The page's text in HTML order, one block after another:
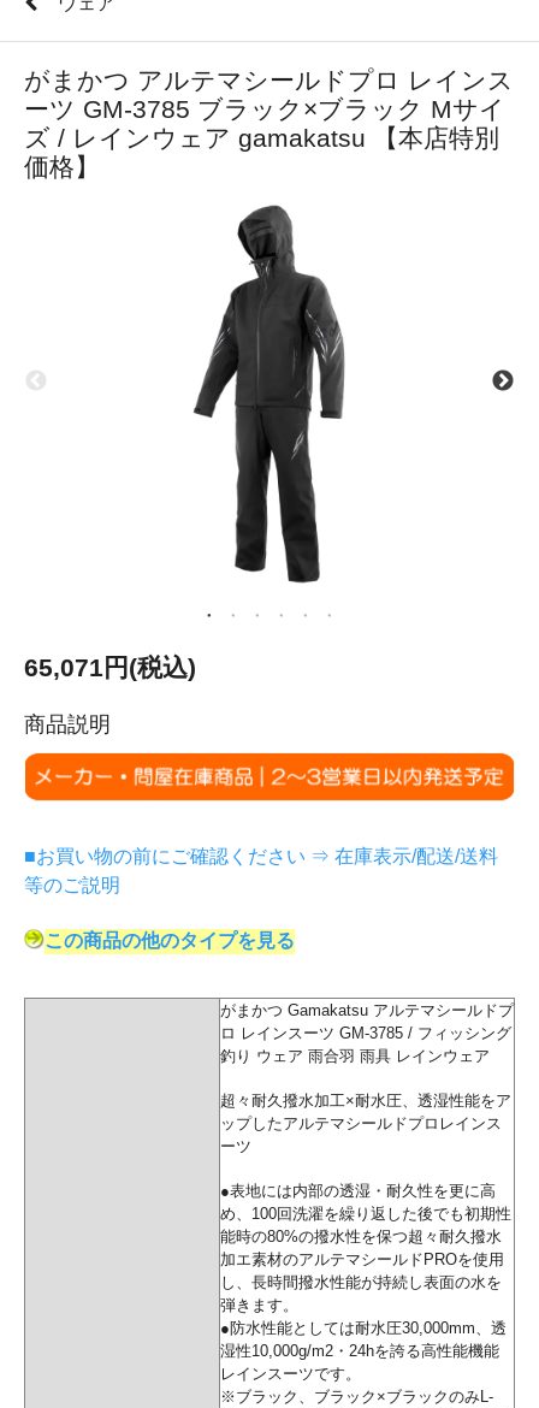
がまかつ アルテマシールドプロ レインス
ーツ GM-3785 ブラック×ブラック Mサイ
ズ / レインウェア gamakatsu 【本店特別
価格】
65,071円(税込)
商品説明
■お買い物の前にご確認ください ⇒ 在庫表示/配送/送料
等のご説明
この商品の他のタイプを見る
がまかつ Gamakatsu アルテマシールドプ
ロ レインスーツ GM-3785 / フィッシング
釣り ウェア 雨合羽 雨具 レインウェア
超々耐久撥水加工×耐水圧、透湿性能をア
ップしたアルテマシールドプロレインス
ーツ
●表地には内部の透湿・耐久性を更に高
め、100回洗濯を繰り返した後でも初期性
能時の80%の撥水性を保つ超々耐久撥水
加エ素材のアルテマシールドPROを使用
し、⻑時間撥水性能が持続し表面の水を
弾きます。
●防水性能としては耐水圧30,000mm、透
湿性10,000g/m2・24hを誇る高性能機能
レインスーツです。
※ブラック、ブラック×ブラックのみL-